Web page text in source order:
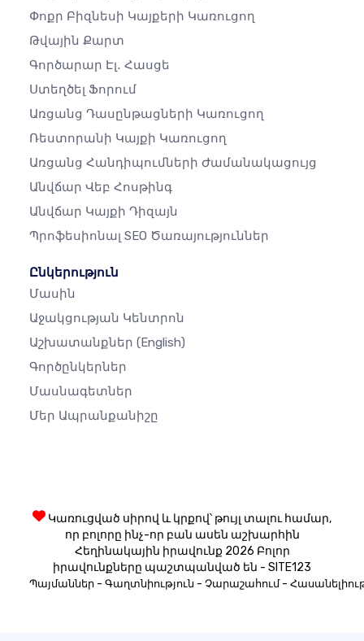
Փոքր Բիզնեսի Կայքերի Կառուցող
Թվային Քարտ
Գործարար Էլ․ Հասցե
Ստեղծել Ֆորում
Առցանց Դասընթացների Կառուցող
Ռեստորանի Կայքի Կառուցող
Առցանց Հանդիպումների Ժամանակացույց
Անվճար Վեբ Հոսթինգ
Անվճար Կայքի Դիզայն
Պրոֆեսիոնալ SEO Ծառայություններ
Ընկերություն
Մասին
Աջակցության Կենտրոն
Աշխատանքներ (English)
Գործընկերներ
Մասնագետներ
Մեր Ապրանքանիշը
Կառուցված սիրով և կրքով՝ թույլ տալու համար,
որ բոլորը ինչ-որ բան ասեն աշխարհին
Հեղինակային իրավունք 2026 Բոլոր
իրավունքները պաշտպանված են - SITE123
Պայմաններ - Գաղտնիություն - Չարաշահում-